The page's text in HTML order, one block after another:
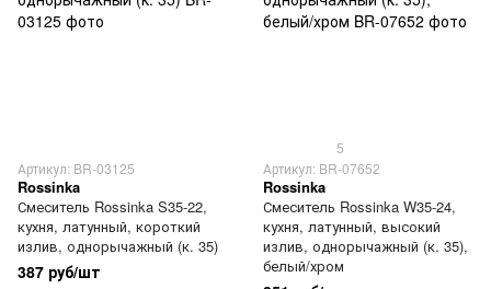
Артикул: BR-03125
Rossinka
Смеситель Rossinka S35-22,
кухня, латунный, короткий
излив, однорычажный (к. 35)
387 руб/шт
5
Артикул: BR-07652
Rossinka
Смеситель Rossinka W35-24,
кухня, латунный, высокий
излив, однорычажный (к. 35),
белый/хром